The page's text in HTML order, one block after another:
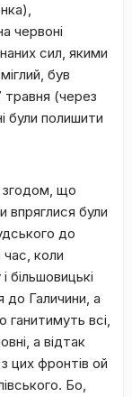
червоні
сил, якими
був
(через
були полишити
згодом, що
впряглися були
до
коли
більшовицькі
до Галичини, а
ганитимуть всі,
а відтак
цих фронтів ой
Бо,